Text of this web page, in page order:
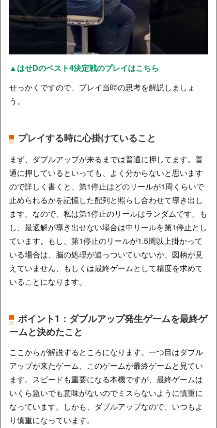
▲はせDのベスト4決定戦のプレイはこちら
せっかくですので、プレイ当時の思考を解説しましょ
う。
プレイする時に心掛けていること
まず、ダブルアップが来るまでは普通に押してます。普
通に押しているといっても、よく分からないと思います
ので詳しく書くと、第1停止はどのリールが1周くらいで
止められるかを記憶した配列と照らし合わせて導き出し
ます。なので、私は第1停止のリールはランダムです。も
し、最適解が導き出せない場合は中リールを第1停止とし
ています。もし、第1停止のリールが1.5周以上掛かって
いる場合は、脳の処理が追っついていないか、図柄が見
えていません、もしくは最終ゲームとして精度を求めて
いることになります。
ポイント1：ダブルアップ発生ゲームを最終ゲ
ームと決めたこと
ここからが解説するところになります。一つ目はダブル
アップが来たゲーム、このゲームが最終ゲームと見てい
ます。スピードも重要になる本機ですが、最終ゲームは
いくら急いでも意味がないのでミスらないように慎重に
なっています。しかも、ダブルアップなので、いつもよ
り慎重になっています。